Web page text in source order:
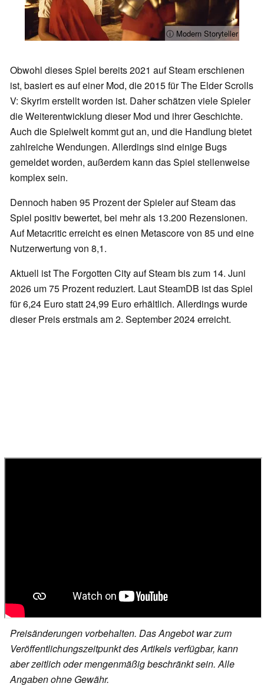
ⓘ Modern Storyteller
Obwohl dieses Spiel bereits 2021 auf Steam erschienen
ist, basiert es auf einer Mod, die 2015 für The Elder Scrolls
V: Skyrim erstellt worden ist. Daher schätzen viele Spieler
die Weiterentwicklung dieser Mod und ihrer Geschichte.
Auch die Spielwelt kommt gut an, und die Handlung bietet
zahlreiche Wendungen. Allerdings sind einige Bugs
gemeldet worden, außerdem kann das Spiel stellenweise
komplex sein.
Dennoch haben 95 Prozent der Spieler auf Steam das
Spiel positiv bewertet, bei mehr als 13.200 Rezensionen.
Auf Metacritic erreicht es einen Metascore von 85 und eine
Nutzerwertung von 8,1.
Aktuell ist The Forgotten City auf Steam bis zum 14. Juni
2026 um 75 Prozent reduziert. Laut SteamDB ist das Spiel
für 6,24 Euro statt 24,99 Euro erhältlich. Allerdings wurde
dieser Preis erstmals am 2. September 2024 erreicht.
Preisänderungen vorbehalten. Das Angebot war zum
Veröffentlichungszeitpunkt des Artikels verfügbar, kann
aber zeitlich oder mengenmäßig beschränkt sein. Alle
Angaben ohne Gewähr.